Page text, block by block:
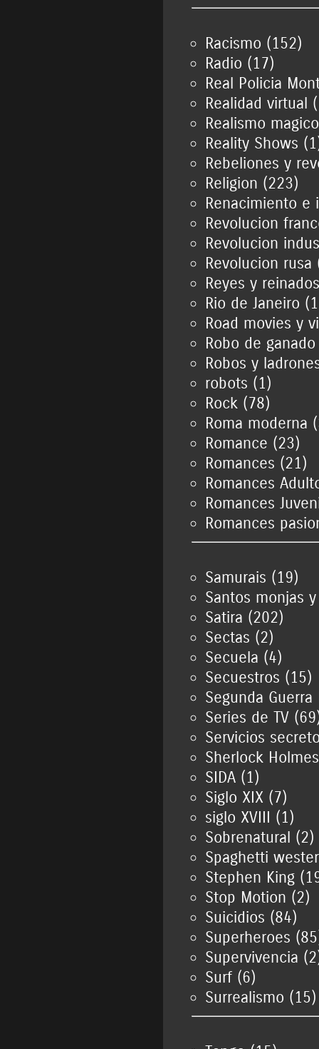
Racismo (152)
Radio (17)
Real Policia
Realidad virtual
Realismo
Reality Shows
Rebeliones y
Religion (223)
Renacimiento e
Revolucion
Revolucion
Revolucion rusa
Reyes y
Rio de Janeiro
Road movies y
Robo de
Robos y
robots (1)
Rock (78)
Roma moderna
Romance (23)
Romances (21)
Romances
Romances
Romances
Samurais (19)
Santos monjas
Satira (202)
Sectas (2)
Secuela (4)
Secuestros (15)
Segunda
Series de TV
Servicios
Sherlock
SIDA (1)
Siglo XIX (7)
siglo XVIII (1)
Sobrenatural (2)
Spaghetti
Stephen King
Stop Motion (2)
Suicidios (84)
Superheroes
Supervivencia
Surf (6)
Surrealismo (15)